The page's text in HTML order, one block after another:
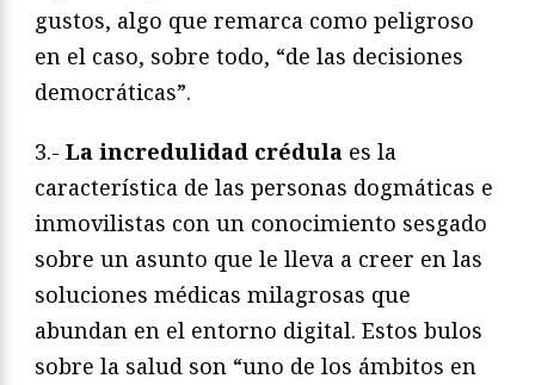
gustos, algo que remarca como peligroso
en el caso, sobre todo, “de las decisiones
democráticas”.
3.- La incredulidad crédula es la
característica de las personas dogmáticas e
inmovilistas con un conocimiento sesgado
sobre un asunto que le lleva a creer en las
soluciones médicas milagrosas que
abundan en el entorno digital. Estos bulos
sobre la salud son “uno de los ámbitos en